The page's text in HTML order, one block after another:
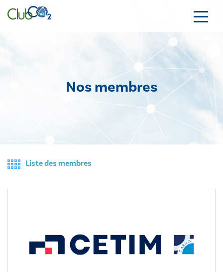
Nos membres
Liste des membres